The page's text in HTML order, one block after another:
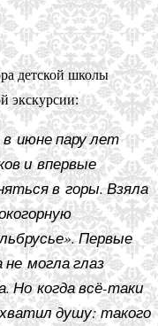
детской школы
экскурсии:
июне пару лет
и впервые
в горы. Взяла
Первые
могла глаз
когда всё-таки
душу: такого